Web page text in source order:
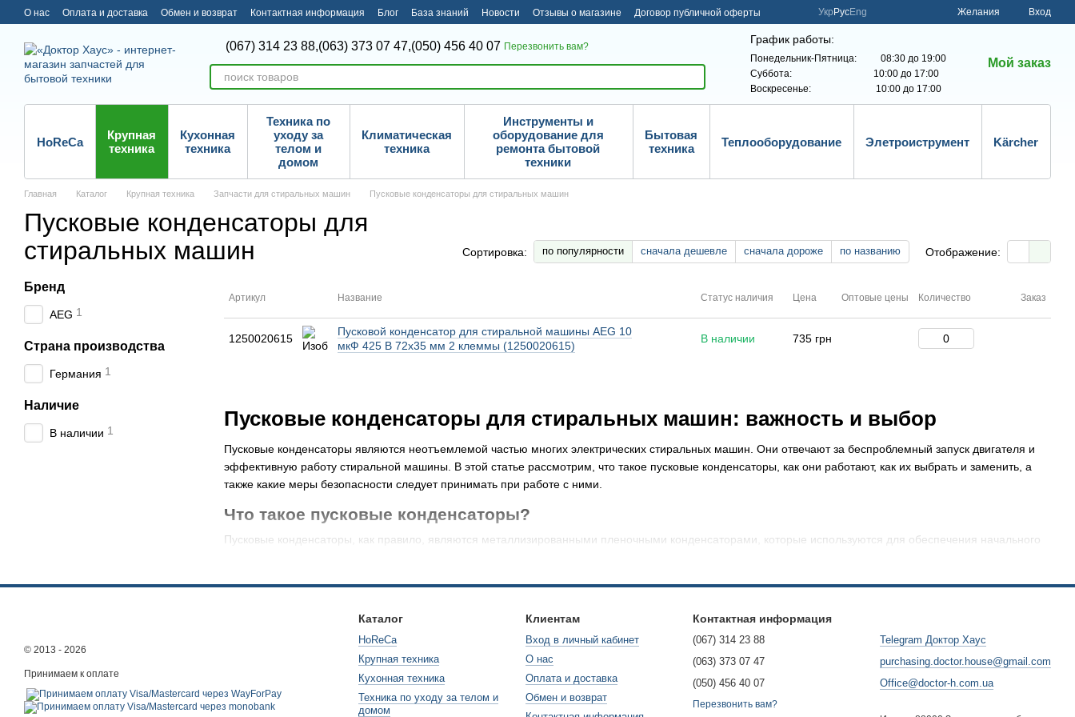
Перейти к основному контенту
О нас Оплата и доставка Обмен и возврат Контактная информация Блог База знаний Новости Отзывы о магазине Договор публичной оферты Укр РусEng Желания Вход
(067) 314 23 88,(063) 373 07 47,(050) 456 40 07 Перезвонить вам?
График работы:
Понедельник-Пятница: 08:30 до 19:00
Суббота: 10:00 до 17:00
Воскресенье: 10:00 до 17:00
Мой заказ
HoReCa
Крупная
техника
Кухонная
техника
Техника по
уходу за
телом и
домом
Климатическая
техника
Инструменты и
оборудование для
ремонта бытовой
техники
Бытовая
техника
Теплооборудование Элетроиструмент Kärcher
Главная Каталог Крупная техника Запчасти для стиральных машин Пусковые конденсаторы для стиральных машин
Пусковые конденсаторы для
стиральных машин
Сортировка: по популярности сначала дешевле сначала дороже по названию Отображение:
Пусковые конденсаторы для стиральных машин: важность и выбор
Пусковые конденсаторы являются неотъемлемой частью многих электрических стиральных машин. Они отвечают за беспроблемный запуск двигателя и
эффективную работу стиральной машины. В этой статье рассмотрим, что такое пусковые конденсаторы, как они работают, как их выбрать и заменить, а
также какие меры безопасности следует принимать при работе с ними.
Что такое пусковые конденсаторы?
Пусковые конденсаторы, как правило, являются металлизированными пленочными конденсаторами, которые используются для обеспечения начального
Пусковые конденсаторы являются важной составной частью стиральных машин, поскольку они помогают обеспечить эффективный старт двигателя. Без
машины. Поэтому правильный выбор и отладка пусковых конденсаторов является важной задачей для обеспечения надежной и эффективной работы
Основные функции пусковых конденсаторов
Первой основной функцией пусковых конденсаторов является обеспечение достаточной энергии для начального старта двигателя стиральной машины.
Они помогают предоставить нужный крутящий момент для разгона мотора, что позволяет ему тянуть большую нагрузку. Кроме того, пусковые
Артикул Название Статус наличия Цена Оптовые цены Количество Заказ
1250020615
Пусковой конденсатор для стиральной машины AEG 10
мкФ 425 В 72x35 мм 2 клеммы (1250020615)
В наличии 735 грн
Бренд
AEG 1
Страна производства
Германия 1
Наличие
В наличии 1
© 2013 - 2026
Принимаем к оплате
Каталог
HoReCa
Крупная техника
Кухонная техника
Техника по уходу за телом и
домом
Клиентам
Вход в личный кабинет
О нас
Оплата и доставка
Обмен и возврат
Контактная информация
(067) 314 23 88
(063) 373 07 47
(050) 456 40 07
Перезвонить вам?
Telegram Доктор Хаус
purchasing.doctor.house@gmail.com
Office@doctor-h.com.ua